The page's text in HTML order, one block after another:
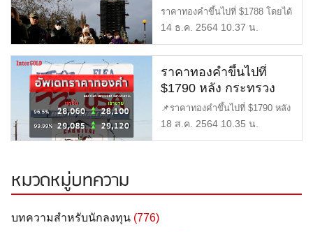
เสียชีวิตจากโอไมครอน
ราคาทองคำขึ้นไปที่ $1788 โดยได้
แรงหนุนจากการร่วงลงของอั […]
14 ธ.ค. 2564 10.37 น.
ราคาทองคำขึ้นไปที่
$1790 หลัง กระทรวง
พาณิชย์สหรัฐฯ เปิดเผย
ว่ายอดค้าปลีกดิ่ง
📌ราคาทองคำขึ้นไปที่ $1790 หลัง
กระทรวงพาณิชย์สหรัฐฯ เปิ […]
18 ส.ค. 2564 10.35 น.
หมวดหมู่บทความ
บทความสำหรับนักลงทุน (776)